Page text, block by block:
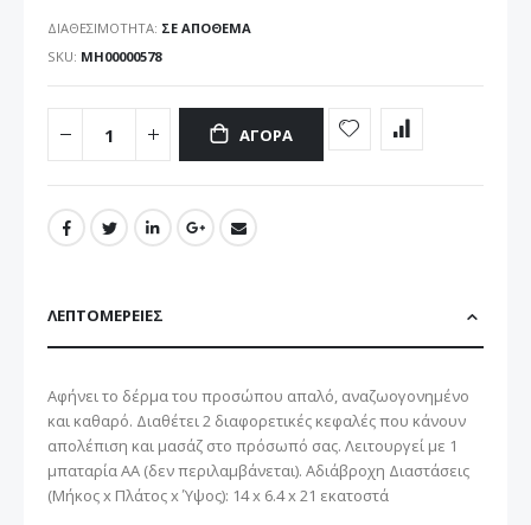
ΔΙΑΘΕΣΙΜΌΤΗΤΑ: ΣΕ ΑΠΌΘΕΜΑ
SKU ΜΗ00000578
ΑΓΟΡΆ
ΛΕΠΤΟΜΈΡΕΙΕΣ
Αφήνει το δέρμα του προσώπου απαλό, αναζωογονημένο
και καθαρό. Διαθέτει 2 διαφορετικές κεφαλές που κάνουν
απολέπιση και μασάζ στο πρόσωπό σας. Λειτουργεί με 1
μπαταρία ΑΑ (δεν περιλαμβάνεται). Αδιάβροχη Διαστάσεις
(Μήκος x Πλάτος x Ύψος): 14 x 6.4 x 21 εκατοστά